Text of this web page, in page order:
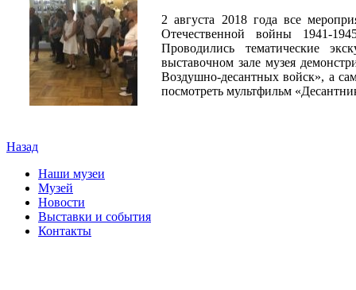
2 августа 2018 года все
Отечественной войны 1941-
Проводились тематические
выставочном зале музея
Воздушно-десантных войск», а
посмотреть мультфильм
Назад
Наши музеи
Музей
Новости
Выставки и события
Контакты